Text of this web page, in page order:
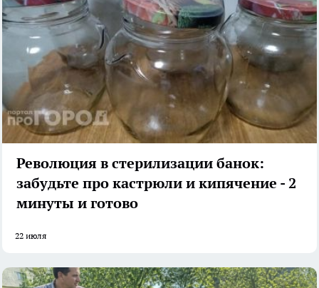
Революция в стерилизации банок:
забудьте про кастрюли и кипячение - 2
минуты и готово
22 июля